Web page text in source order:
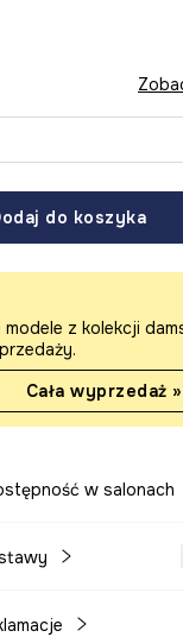
do koszyka
z kolekcji
Cała wyprzedaż »
w salonach